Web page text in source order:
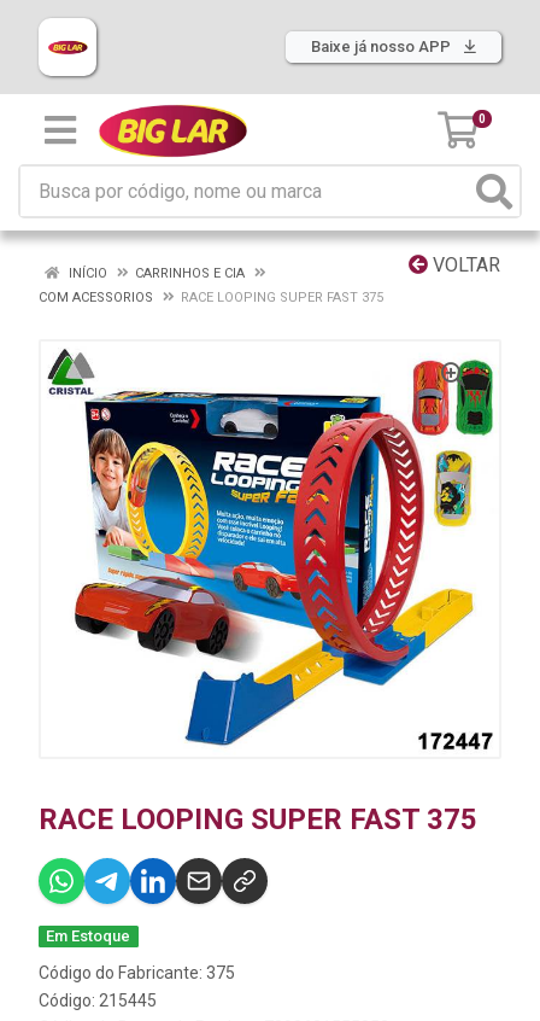
Baixe já nosso APP
0
VOLTAR
INÍCIO
CARRINHOS E CIA
COM ACESSORIOS
RACE LOOPING SUPER FAST 375
RACE LOOPING SUPER FAST 375
Em Estoque
Código do Fabricante: 375
Código: 215445